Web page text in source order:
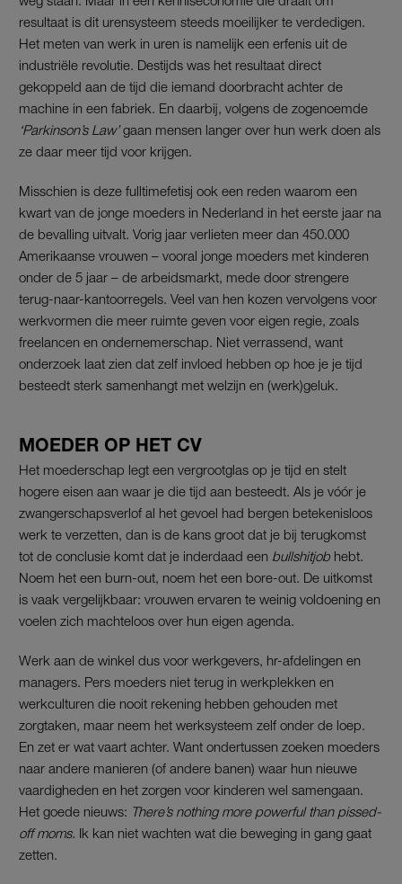
resultaat is dit urensysteem steeds moeilijker te verdedigen.
Het meten van werk in uren is namelijk een erfenis uit de
industriële revolutie. Destijds was het resultaat direct
gekoppeld aan de tijd die iemand doorbracht achter de
machine in een fabriek. En daarbij, volgens de zogenoemde
‘Parkinson’s Law’gaan mensen langer over hun werk doen als
ze daar meer tijd voor krijgen.
Misschien is deze fulltimefetisj ook een reden waarom een
kwart van de jonge moeders in Nederland in het eerste jaar na
de bevalling uitvalt. Vorig jaar verlieten meer dan 450.000
Amerikaanse vrouwen – vooral jonge moeders met kinderen
onder de 5 jaar – de arbeidsmarkt, mede door strengere
terug-naar-kantoorregels. Veel van hen kozen vervolgens voor
werkvormen die meer ruimte geven voor eigen regie, zoals
freelancen en ondernemerschap. Niet verrassend, want
onderzoek laat zien dat zelf invloed hebben op hoe je je tijd
besteedt sterk samenhangt met welzijn en (werk)geluk.
MOEDER OP HET CV
Het moederschap legt een vergrootglas op je tijd en stelt
hogere eisen aan waar je die tijd aan besteedt. Als je vóór je
zwangerschapsverlof al het gevoel had bergen betekenisloos
werk te verzetten, dan is de kans groot dat je bij terugkomst
tot de conclusie komt dat je inderdaad een bullshitjob hebt.
Noem het een burn-out, noem het een bore-out. De uitkomst
is vaak vergelijkbaar: vrouwen ervaren te weinig voldoening en
voelen zich machteloos over hun eigen agenda.
Werk aan de winkel dus voor werkgevers, hr-afdelingen en
managers. Pers moeders niet terug in werkplekken en
werkculturen die nooit rekening hebben gehouden met
zorgtaken, maar neem het werksysteem zelf onder de loep.
En zet er wat vaart achter. Want ondertussen zoeken moeders
naar andere manieren (of andere banen) waar hun nieuwe
vaardigheden en het zorgen voor kinderen wel samengaan.
Het goede nieuws: There’s nothing more powerful than pissed-
off moms. Ik kan niet wachten wat die beweging in gang gaat
zetten.